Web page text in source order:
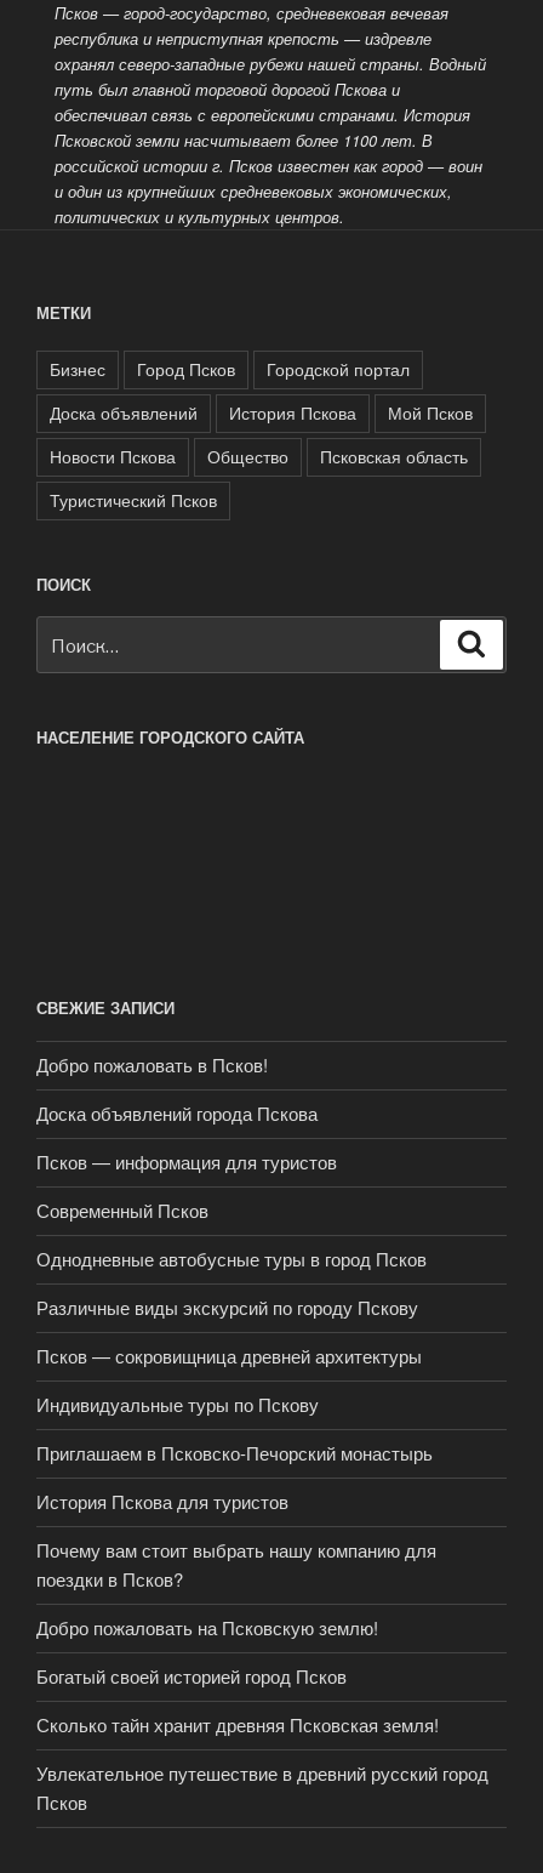
Псков — город-государство, средневековая вечевая
республика и неприступная крепость — издревле
охранял северо-западные рубежи нашей страны. Водный
путь был главной торговой дорогой Пскова и
обеспечивал связь с европейскими странами. История
Псковской земли насчитывает более 1100 лет. В
российской истории г. Псков известен как город — воин
и один из крупнейших средневековых экономических,
политических и культурных центров.
МЕТКИ
Бизнес Город Псков
Городской портал
Доска объявлений
История Пскова
Мой Псков
Новости Пскова
Общество
Псковская область
Туристический Псков
ПОИСК
НАСЕЛЕНИЕ ГОРОДСКОГО САЙТА
СВЕЖИЕ ЗАПИСИ
Добро пожаловать в Псков!
Доска объявлений города Пскова
Псков — информация для туристов
Современный Псков
Однодневные автобусные туры в город Псков
Различные виды экскурсий по городу Пскову
Псков — сокровищница древней архитектуры
Индивидуальные туры по Пскову
Приглашаем в Псковско-Печорский монастырь
История Пскова для туристов
Почему вам стоит выбрать нашу компанию для
поездки в Псков?
Добро пожаловать на Псковскую землю!
Богатый своей историей город Псков
Сколько тайн хранит древняя Псковская земля!
Увлекательное путешествие в древний русский город
Псков